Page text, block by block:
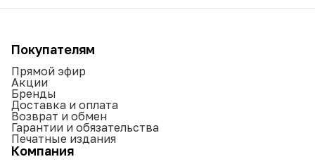
Покупателям
Прямой эфир
Акции
Бренды
Доставка и оплата
Возврат и обмен
Гарантии и обязательства
Печатные издания
Компания